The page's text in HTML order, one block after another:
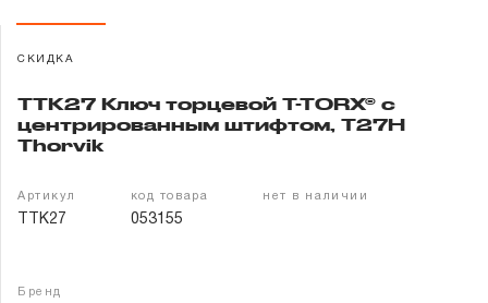
Контакты
СКИДКА
TTK27 Ключ торцевой T-TORX® с
центрированным штифтом, T27H
Thorvik
Артикул
TTK27
код товара
053155
нет в наличии
Бренд